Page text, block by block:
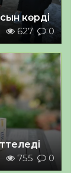
көрді
627 0
755 0